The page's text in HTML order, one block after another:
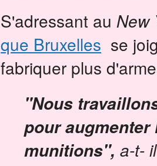
S'adressant auNew
que Bruxelles se
fabriquer plus
"Nous
pour
munitions", a-t-